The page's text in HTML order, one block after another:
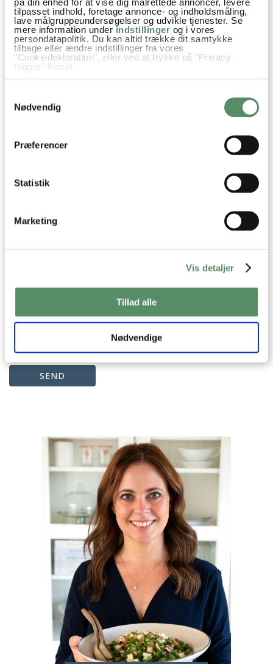
tilpasset indhold, foretage annonce- og indholdsmåling,
lave målgruppeundersøgelser og udvikle tjenester. Se
mere information under indstillinger og i vores
persondatapolitik. Du kan altid trække dit samtykke
tilbage eller ændre indstillinger fra vores
"Cookiedeklaration", eller ved at trykke på "Privacy
trigger" ikonet.
Indsamle præcise oplysninger om din placering,
der kan være nøjagtig inden for få meter
Identificere din enhed baseret på en scanning af
Nødvendig
Præferencer
Statistik
Marketing
Vis detaljer
Tillad alle
Nødvendige
Hvor er du sej at du løber i alt slagt vejr. Respekt for det :)
besvar
Ann-Christine :
det ;)
Din emailadresse vil ikke blive offentliggjort.
SEND